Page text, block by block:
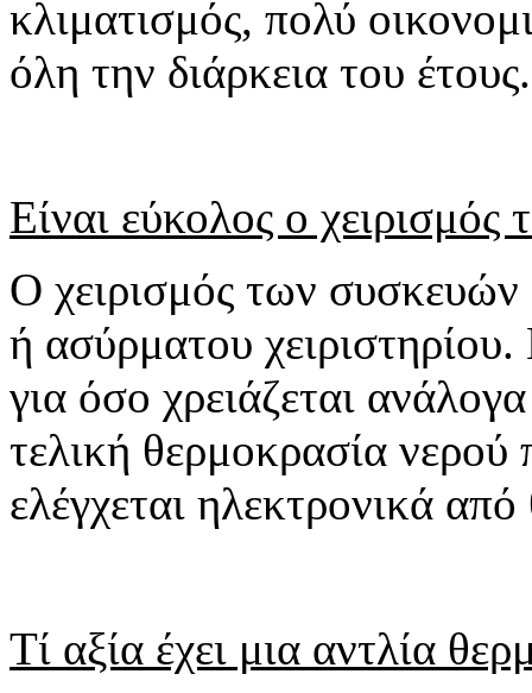
κλιματισμός, πολύ
όλη την διάρκεια του έτους.
Είναι εύκολος ο χειρισμός
Ο χειρισμός των
ή ασύρματου
για όσο χρειάζεται
τελική θερμοκρασία νερού
ελέγχεται ηλεκτρονικά
Τί αξία έχει μια αντλία